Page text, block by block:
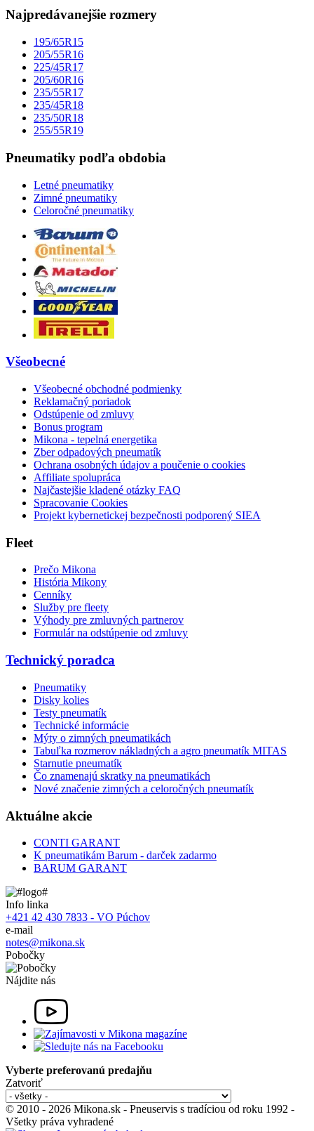
Najpredávanejšie rozmery
195/65R15
205/55R16
225/45R17
205/60R16
235/55R17
235/45R18
235/50R18
255/55R19
Pneumatiky podľa obdobia
Letné pneumatiky
Zimné pneumatiky
Celoročné pneumatiky
Všeobecné
Všeobecné obchodné podmienky
Reklamačný poriadok
Odstúpenie od zmluvy
Bonus program
Mikona - tepelná energetika
Zber odpadových pneumatík
Ochrana osobných údajov a poučenie o cookies
Affiliate spolupráca
Najčastejšie kladené otázky FAQ
Spracovanie Cookies
Projekt kybernetickej bezpečnosti podporený SIEA
Fleet
Prečo Mikona
História Mikony
Cenníky
Služby pre fleety
Výhody pre zmluvných partnerov
Formulár na odstúpenie od zmluvy
Technický poradca
Pneumatiky
Disky kolies
Testy pneumatík
Technické informácie
Mýty o zimných pneumatikách
Tabuľka rozmerov nákladných a agro pneumatík MITAS
Starnutie pneumatík
Čo znamenajú skratky na pneumatikách
Nové značenie zimných a celoročných pneumatík
Aktuálne akcie
CONTI GARANT
K pneumatikám Barum - darček zadarmo
BARUM GARANT
Info linka
+421 42 430 7833 - VO Púchov
e-mail
notes@mikona.sk
Pobočky
Nájdite nás
Vyberte preferovanú predajňu
Zatvoriť
© 2010 - 2026 Mikona.sk - Pneuservis s tradíciou od roku 1992 -
Všetky práva vyhradené